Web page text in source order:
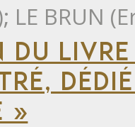
LE BRUN
DU
»